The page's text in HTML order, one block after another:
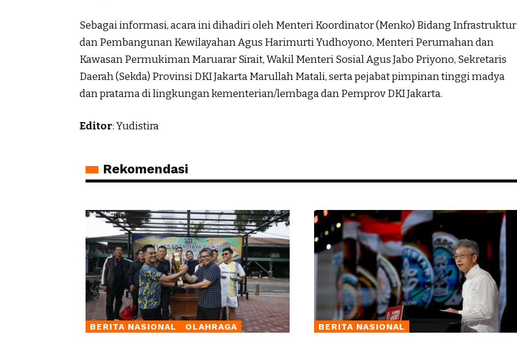
Sebagai informasi, acara ini dihadiri oleh Menteri Koordinator (Menko) Bidang Infrastruktur
dan Pembangunan Kewilayahan Agus Harimurti Yudhoyono, Menteri Perumahan dan
Kawasan Permukiman Maruarar Sirait, Wakil Menteri Sosial Agus Jabo Priyono, Sekretaris
Daerah (Sekda) Provinsi DKI Jakarta Marullah Matali, serta pejabat pimpinan tinggi madya
dan pratama di lingkungan kementerian/lembaga dan Pemprov DKI Jakarta.
Editor: Yudistira
Rekomendasi
BERITA NASIONAL OLAHRAGA BERITA NASIONAL